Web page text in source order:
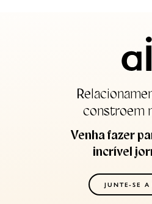
constroem
Venha fazer
incrível
JUNTE-SE A